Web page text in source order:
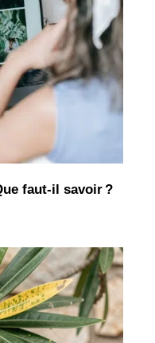
faut-il savoir ?